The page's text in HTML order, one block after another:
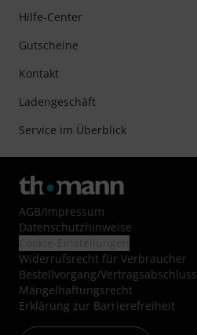
Hilfe-Center
Gutscheine
Kontakt
Ladengeschäft
Service im Überblick
AGB/Impressum
Datenschutzhinweise
Widerrufsrecht für Verbraucher
Bestellvorgang/Vertragsabschluss
Mängelhaftungsrecht
Erklärung zur Barrierefreiheit